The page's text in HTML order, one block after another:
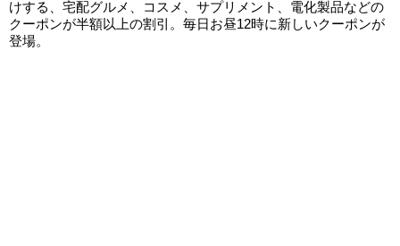
けする、宅配グルメ、コスメ、サプリメント、電化製品などの
クーポンが半額以上の割引。毎日お昼12時に新しいクーポンが
登場。